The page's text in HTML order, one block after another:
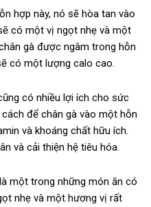
hợp này, nó sẽ hòa tan vào
có một vị ngọt nhẹ và một
gà được ngâm trong hỗn
có một lượng calo cao.
có nhiều lợi ích cho sức
để chân gà vào một hỗn
và khoáng chất hữu ích.
và cải thiện hệ tiêu hóa.
một trong những món ăn có
nhẹ và một hương vị rất